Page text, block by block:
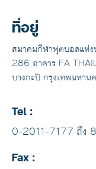
ที่อยู่
สมาคมกีฬาฟุตบอลแห่ง
286 อาคาร FA
บางกะปิ กรุงเทพมหา
Tel :
0-2011-7177 ถึง
Fax :